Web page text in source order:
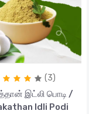
(3)
இட்லி பொடி /
Idli Podi